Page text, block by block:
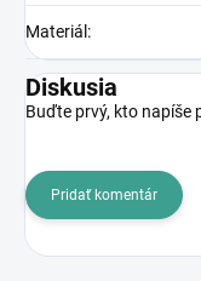
Materiál :
Diskusia
Buďte prvý, kto napíše
Pridať komentár